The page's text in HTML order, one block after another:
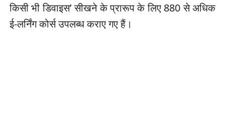
किसी भी डिवाइस’ सीखने के प्रारूप के लिए 880 से अधिक
ई-लर्निंग कोर्स उपलब्ध कराए गए हैं।